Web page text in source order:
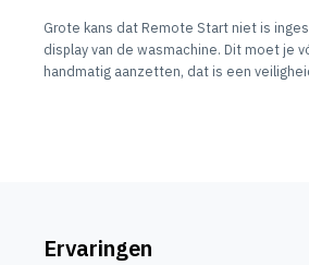
Grote kans dat Remote Start niet is
display van de wasmachine. Dit moet je
handmatig aanzetten, dat is een
Ervaringen